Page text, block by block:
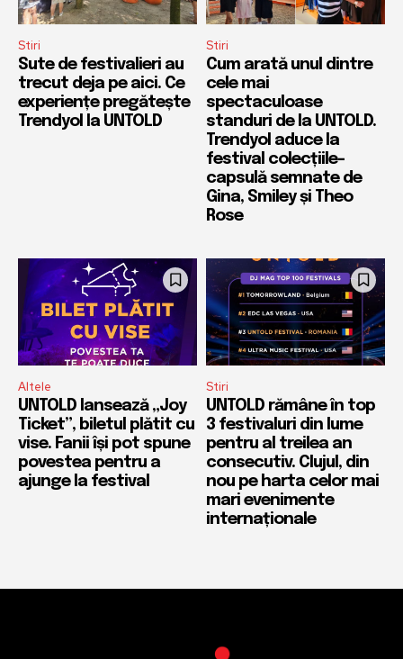
Stiri
Sute de festivalieri au
trecut deja pe aici. Ce
experiențe pregătește
Trendyol la UNTOLD
Stiri
Cum arată unul dintre
cele mai
spectaculoase
standuri de la UNTOLD.
Trendyol aduce la
festival colecțiile-
capsulă semnate de
Gina, Smiley și Theo
Rose
Altele
UNTOLD lansează „Joy
Ticket”, biletul plătit cu
vise. Fanii își pot spune
povestea pentru a
ajunge la festival
Stiri
UNTOLD rămâne în top
3 festivaluri din lume
pentru al treilea an
consecutiv. Clujul, din
nou pe harta celor mai
mari evenimente
internaționale